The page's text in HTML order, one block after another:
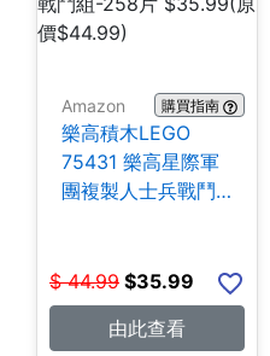
Amazon 購買指南
樂高積木LEGO
75431 樂高星際軍
團複製人士兵戰鬥
$ 44.99 $35.99
由此查看